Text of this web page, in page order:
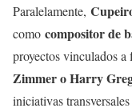
Paralelamente,
como compositor de
proyectos vinculados a
Zimmer o Harry
iniciativas